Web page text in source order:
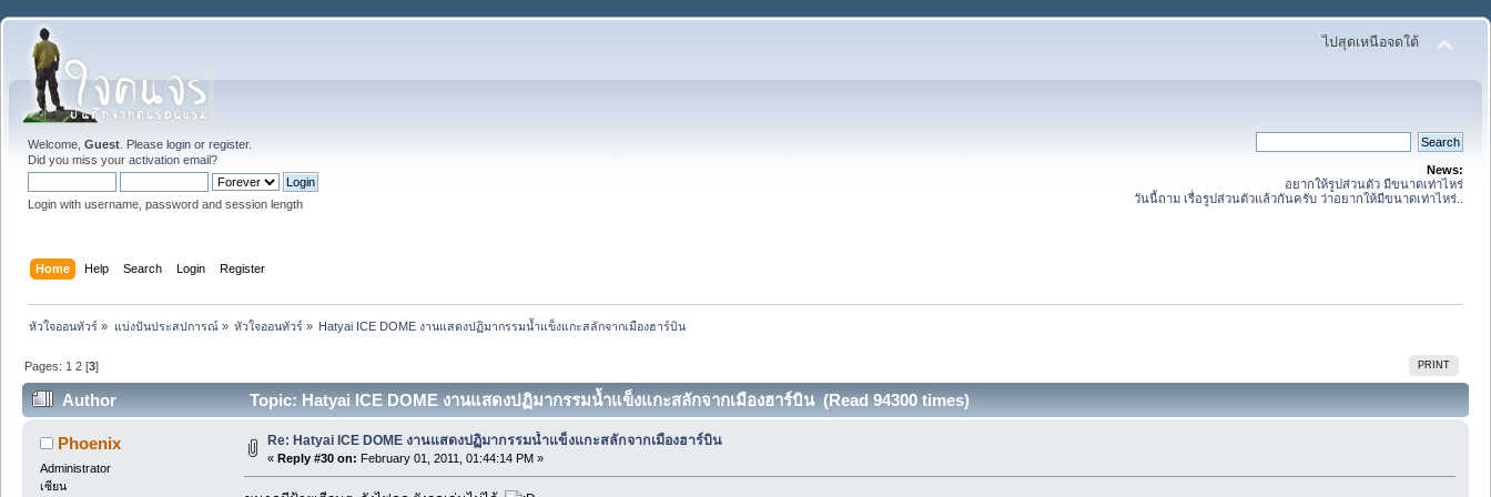
ไปสุดเหนือจดใต้
Welcome, Guest . Please login or register.
Did you miss your activation email?
Login with username, password and session length
News:
อยากให้รูปส่วนตัว มีขนาดเท่าไหร่
วันนี้ถาม เรื่อรูปส่วนตัวแล้วกันครับ ว่าอยากให้มีขนาดเท่าไหร่..
Home Help Search Login Register
หัวใจออนทัวร์ » แบ่งปันประสปการณ์» หัวใจออนทัวร์» Hatyai ICE DOME งานแสดงปฏิมากรรมน้ำแข็งแกะสลักจากเมืองฮาร์บิน
PRINT
Pages: 1 2 [3]
Author Topic: Hatyai ICE DOME งานแสดงปฏิมากรรมน้ำแข็งแกะสลักจากเมืองฮาร์บิน (Read 94300 times)
Phoenix
Administrator
เซียน
Re: Hatyai ICE DOME งานแสดงปฏิมากรรมน้ำแข็งแกะสลักจากเมืองฮาร์บิน
« Reply #30 on: February 01, 2011, 01:44:14 PM »